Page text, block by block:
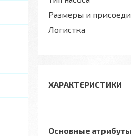
Размеры и
Логистка
ХАРАКТЕРИСТИКИ
Основные атрибуты